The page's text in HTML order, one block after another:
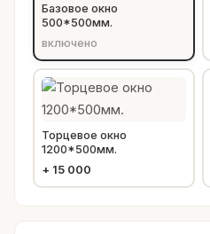
Базовое окно
500*500мм.
включено
Торцевое окно
1200*500мм.
+ 15 000